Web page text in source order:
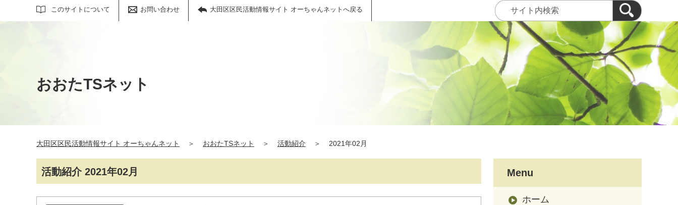
このサイトについて お問い合わせ 大田区区民活動情報サイト オーちゃんネットへ戻る
サイト内検索
おおたTSネット
大田区区民活動情報サイト オーちゃんネット ＞ おおたTSネット ＞ 活動紹介 ＞ 2021年02月
活動紹介 2021年02月 Menu
ホーム